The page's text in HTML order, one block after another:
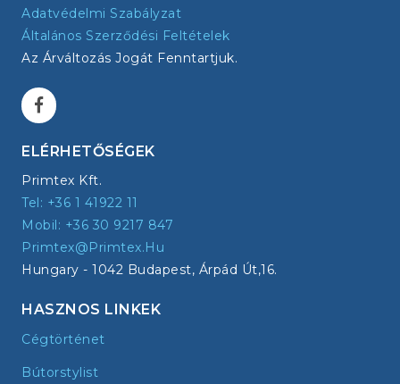
Adatvédelmi Szabályzat
Általános Szerződési Feltételek
Az Árváltozás Jogát Fenntartjuk.
ELÉRHETŐSÉGEK
Primtex Kft.
Tel: +36 1 41922 11
Mobil: +36 30 9217 847
Primtex@primtex.hu
Hungary - 1042 Budapest, Árpád Út,16.
HASZNOS LINKEK
Cégtörténet
Bútorstylist